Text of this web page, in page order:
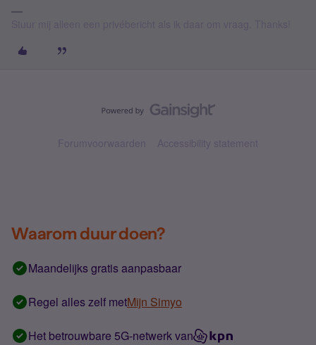
Forumvoorwaarden Accessibility statement
Waarom duur doen?
Maandelijks gratis aanpasbaar
Regel alles zelf metMijn Simyo
Het betrouwbare 5G-netwerk van